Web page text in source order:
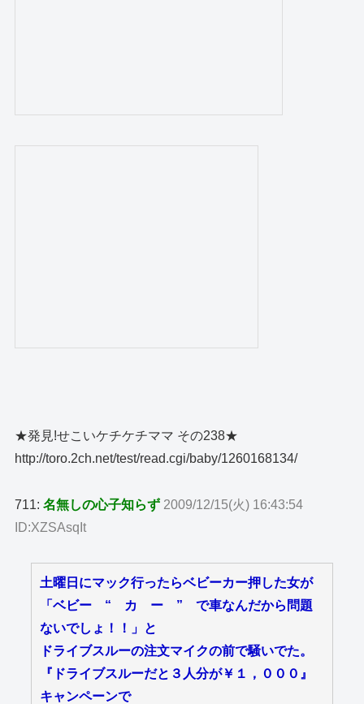
★発見!せこいケチケチママ その238★
http://toro.2ch.net/test/read.cgi/baby/1260168134/
711:名無しの心子知らず 2009/12/15(火) 16:43:54
ID:XZSAsqIt
土曜日にマック行ったらベビーカー押した女が
「ベビー “ カ ー ” で車なんだから問題
ないでしょ！！」と
ドライブスルーの注文マイクの前で騒いでた。
『ドライブスルーだと３人分が￥１，０００』
キャンペーンで